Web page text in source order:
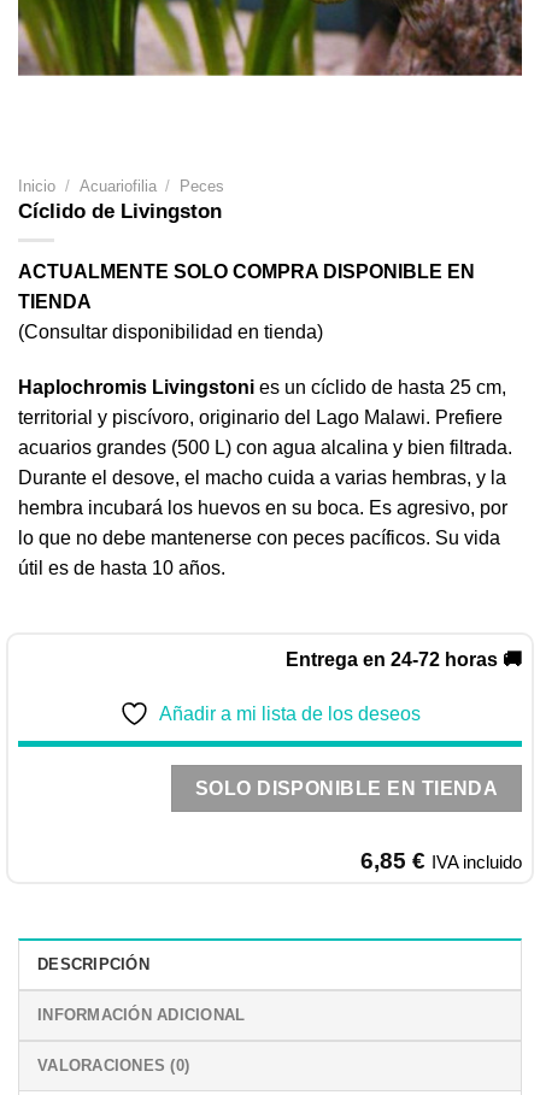
Inicio / Acuariofilia / Peces
Cíclido de Livingston
ACTUALMENTE SOLO COMPRA DISPONIBLE EN
TIENDA
(Consultar disponibilidad en tienda)
Haplochromis Livingstoni es un cíclido de hasta 25 cm,
territorial y piscívoro, originario del Lago Malawi. Prefiere
acuarios grandes (500 L) con agua alcalina y bien filtrada.
Durante el desove, el macho cuida a varias hembras, y la
hembra incubará los huevos en su boca. Es agresivo, por
lo que no debe mantenerse con peces pacíficos. Su vida
útil es de hasta 10 años.
Entrega en 24-72 horas 🚚
Añadir a mi lista de los deseos
SOLO DISPONIBLE EN TIENDA
6,85 € IVA incluido
DESCRIPCIÓN
INFORMACIÓN ADICIONAL
VALORACIONES (0)